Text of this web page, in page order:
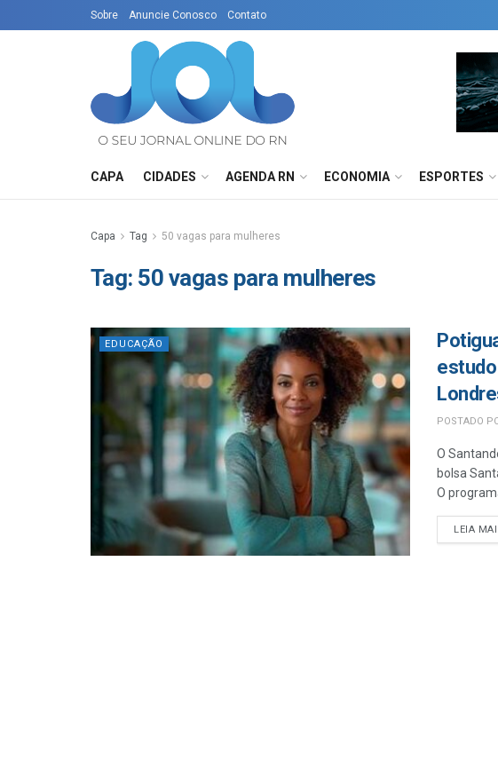
Sobre Anuncie Conosco Contato
CAPA CIDADES AGENDA RN ECONOMIA ESPORTES
Capa Tag 50 vagas para mulheres
Tag: 50 vagas para mulheres
EDUCAÇÃO
POSTADO
O
bolsa
O
LEIA